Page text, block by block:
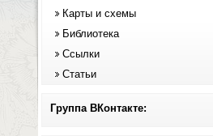
Карты и схемы
Библиотека
Ссылки
Статьи
Группа ВКонтакте: